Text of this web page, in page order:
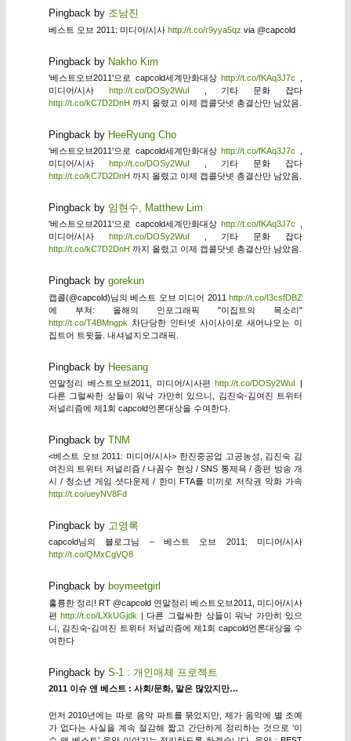
Pingback by 조남진
베스트 오브 2011: 미디어/시사 http://t.co/r9yya5qz via @capcold
Pingback by Nakho Kim
'베스트오브2011'으로 capcold세계만화대상http://t.co/fKAq3J7c
미디어/시사 http://t.co/DOSy2WuI , 기타 문화 잡다
http://t.co/kC7D2DnH 까지 올렸고 이제 캡콜닷넷 총결산만 남았음.
Pingback by HeeRyung Cho
'베스트오브2011'으로 capcold세계만화대상http://t.co/fKAq3J7c
미디어/시사 http://t.co/DOSy2WuI , 기타 문화 잡다
http://t.co/kC7D2DnH 까지 올렸고 이제 캡콜닷넷 총결산만 남았음.
Pingback by 임현수, Matthew Lim
'베스트오브2011'으로 capcold세계만화대상 http://t.co/fKAq3J7c
미디어/시사
http://t.co/DOSy2WuI
, 기타 문화 잡다
http://t.co/kC7D2DnH 까지 올렸고 이제 캡콜닷넷 총결산만 남았음.
Pingback by gorekun
캡콜(@capcold)님의 베스트 오브 미디어 2011http://t.co/I3csfDBZ
에 부쳐: 올해의 인포그래픽 "이집트의 목소리"
http://t.co/T4BMngpk 차단당한 인터넷 사이사이로 새어나오는 이
집트어 트윗들. 내셔널지오그래픽.
Pingback by Heesang
연말정리 베스트오브2011, 미디어/시사편http://t.co/DOSy2WuI
|
다른 그럴싸한 상들이 워낙 가만히 있으니, 김진숙-김여진 트위터
저널리즘에 제1회 capcold언론대상을 수여한다.
Pingback by TNM
<베스트 오브 2011: 미디어/시사> 한진중공업 고공농성, 김진숙 김
여진의 트위터 저널리즘 / 나꼼수 현상 / SNS 통제욕 / 종편 방송 개
시 / 청소년 게임 셧다운제 / 한미 FTA를 미끼로 저작권 악화 가속
http://t.co/ueyNV8Fd
Pingback by 고영록
capcold님의 블로그님 – 베스트 오브 2011: 미디어/시사
http://t.co/QMxCgVQ8
Pingback by boymeetgirl
훌륭한 정리! RT @capcold 연말정리 베스트오브2011, 미디어/시사
편http://t.co/LXkUGjdk | 다른 그럴싸한 상들이 워낙 가만히 있으
니, 김진숙-김여진 트위터 저널리즘에 제1회 capcold언론대상을 수
여한다
Pingback by S-1 : 개인매체 프로젝트
2011 이슈 앤 베스트 : 사회/문화, 말은 많았지만…
먼저 2010년에는 따로 음악 파트를 묶었지만, 제가 음악에 별 조예
가 없다는 사실을 계속 절감해 짧고 간단하게 정리하는 것으로 ‘이